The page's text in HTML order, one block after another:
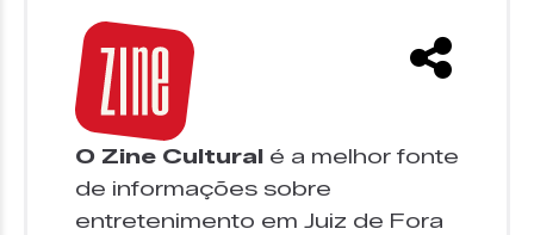
O Zine Cultural é a melhor fonte
de informações sobre
entretenimento em Juiz de Fora